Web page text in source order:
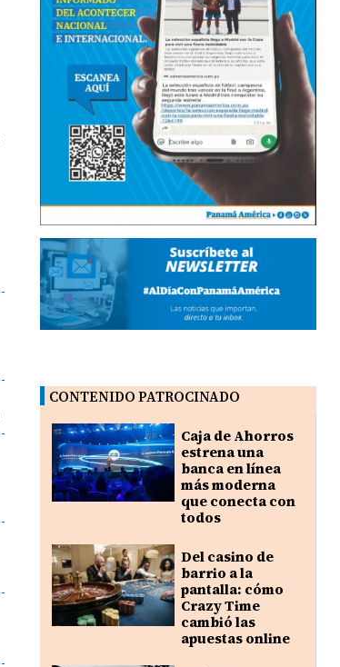
CONTENIDO PATROCINADO
Caja de Ahorros
estrena una
banca en línea
más moderna
que conecta con
todos
Del casino de
barrio a la
pantalla: cómo
Crazy Time
cambió las
apuestas online